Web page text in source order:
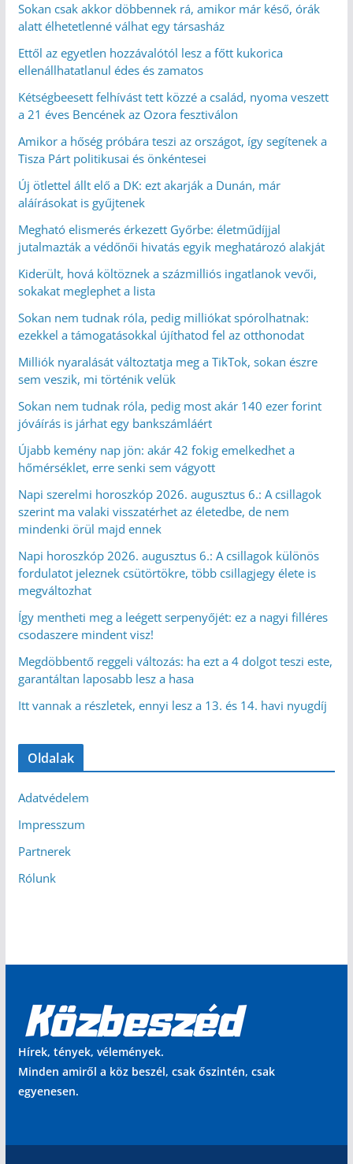
Sokan csak akkor döbbennek rá, amikor már késő, órák
alatt élhetetlenné válhat egy társasház
Ettől az egyetlen hozzávalótól lesz a főtt kukorica
ellenállhatatlanul édes és zamatos
Kétségbeesett felhívást tett közzé a család, nyoma veszett
a 21 éves Bencének az Ozora fesztiválon
Amikor a hőség próbára teszi az országot, így segítenek a
Tisza Párt politikusai és önkéntesei
Új ötlettel állt elő a DK: ezt akarják a Dunán, már
aláírásokat is gyűjtenek
Megható elismerés érkezett Győrbe: életműdíjjal
jutalmazták a védőnői hivatás egyik meghatározó alakját
Kiderült, hová költöznek a százmilliós ingatlanok vevői,
sokakat meglephet a lista
Sokan nem tudnak róla, pedig milliókat spórolhatnak:
ezekkel a támogatásokkal újíthatod fel az otthonodat
Milliók nyaralását változtatja meg a TikTok, sokan észre
sem veszik, mi történik velük
Sokan nem tudnak róla, pedig most akár 140 ezer forint
jóváírás is járhat egy bankszámláért
Újabb kemény nap jön: akár 42 fokig emelkedhet a
hőmérséklet, erre senki sem vágyott
Napi szerelmi horoszkóp 2026. augusztus 6.: A csillagok
szerint ma valaki visszatérhet az életedbe, de nem
mindenki örül majd ennek
Napi horoszkóp 2026. augusztus 6.: A csillagok különös
fordulatot jeleznek csütörtökre, több csillagjegy élete is
megváltozhat
Így mentheti meg a leégett serpenyőjét: ez a nagyi filléres
csodaszere mindent visz!
Megdöbbentő reggeli változás: ha ezt a 4 dolgot teszi este,
garantáltan laposabb lesz a hasa
Itt vannak a részletek, ennyi lesz a 13. és 14. havi nyugdíj
Oldalak
Adatvédelem
Impresszum
Partnerek
Rólunk
Hírek, tények, vélemények.
Minden amiről a köz beszél, csak őszintén, csak
egyenesen.